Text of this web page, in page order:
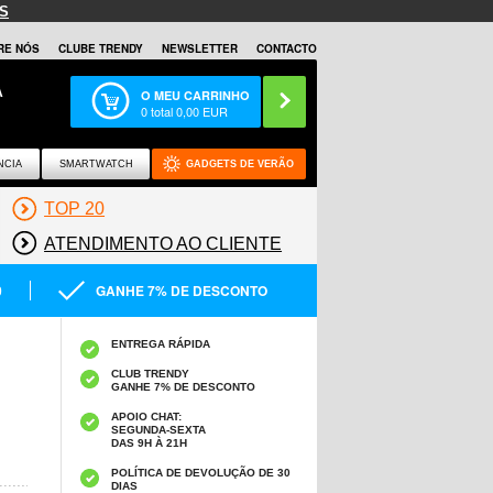
NÓS CLUBE TRENDY NEWSLETTER CONTACTO
O MEU CARRINHO
0total0,00 EUR
SMARTWATCH GADGETS DE VERÃO
TOP 20
ATENDIMENTO AO CLIENTE
GANHE 7% DE DESCONTO
ENTREGA RÁPIDA
CLUB TRENDY
GANHE 7% DE DESCONTO
APOIO CHAT:
SEGUNDA-SEXTA
DAS 9H À 21H
POLÍTICA DE DEVOLUÇÃO DE 30
DIAS